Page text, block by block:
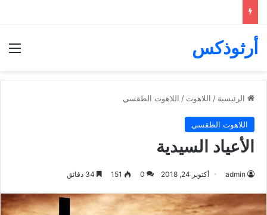
أرثوذكس
الرئيسية / اللاهوت / اللاهوت الطقسي
اللاهوت الطقسي
الأعياد السيدية
admin أكتوبر 24, 2018 0
151